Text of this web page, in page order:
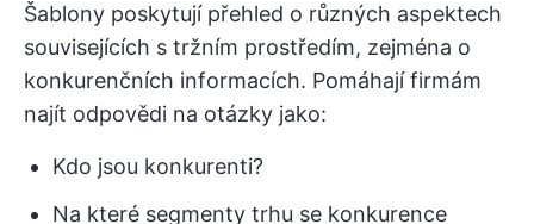
Šablony poskytují přehled o různých aspektech
souvisejících s tržním prostředím, zejména o
konkurenčních informacích. Pomáhají firmám
najít odpovědi na otázky jako:
Kdo jsou konkurenti?
Na které segmenty trhu se konkurence